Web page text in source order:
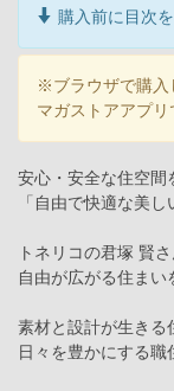
購入前に目次
※ブラウザで購入
マガストアアプリ
安心・安全な住空間
「自由で快適な美
トネリコの君塚 賢
自由が広がる住まい
素材と設計が生きる
日々を豊かにする